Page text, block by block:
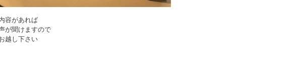
容があれば
が聞けますので
越し下さい